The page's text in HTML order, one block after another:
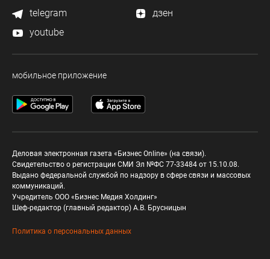
telegram
дзен
youtube
мобильное приложение
Деловая электронная газета «Бизнес Online» (на связи).
Свидетельство о регистрации СМИ Эл №ФС 77-33484 от 15.10.08.
Выдано федеральной службой по надзору в сфере связи и массовых
коммуникаций.
Учредитель ООО «Бизнес Медия Холдинг»
Шеф-редактор (главный редактор) А.В. Брусницын
Политика о персональных данных